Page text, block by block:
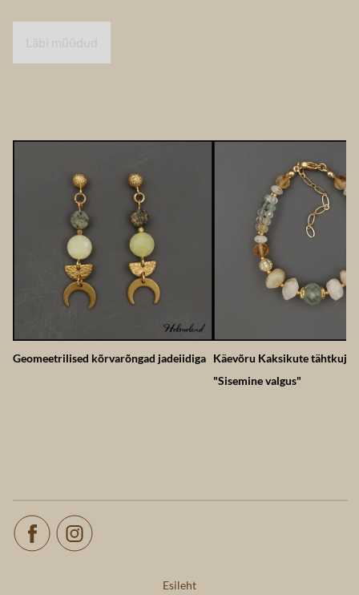
Geomeetrilised kõrvarõngad jadeiidiga Käevõru Kaksikute
"Sisemine valgus"
Esileht